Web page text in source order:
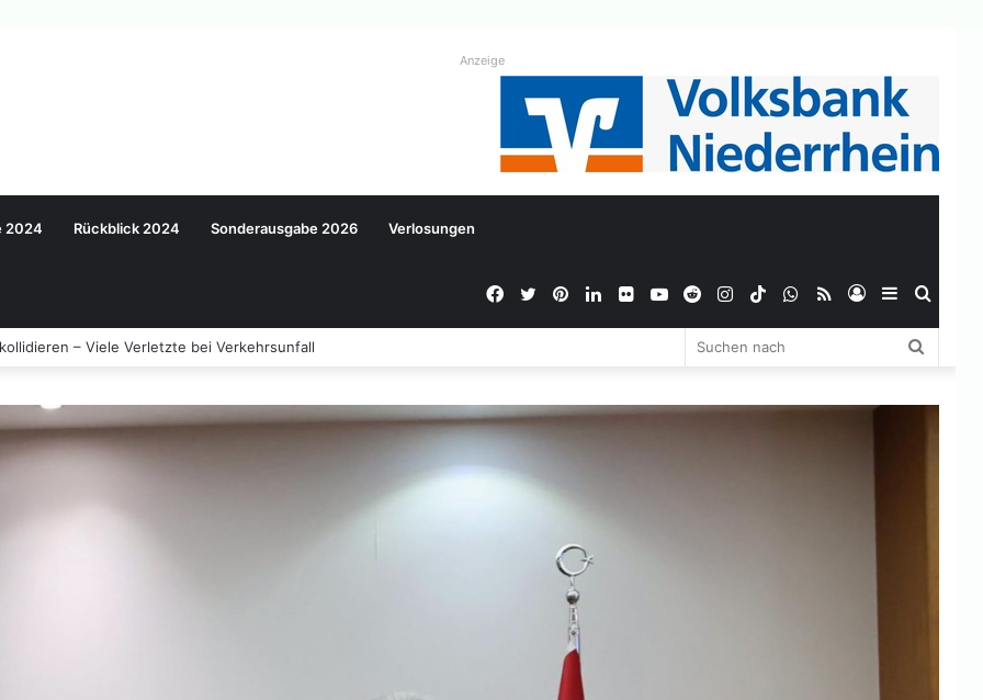
Anzeige
2024 Rückblick 2024 Sonderausgabe 2026 Verlosungen
Sidebar
Anmelden
RSS
WhatsApp
TikTok
Instagram
Reddit
YouTube
Flickr
LinkedIn
Pinterest
Twitter
Facebook
– Viele Verletzte bei Verkehrsunfall